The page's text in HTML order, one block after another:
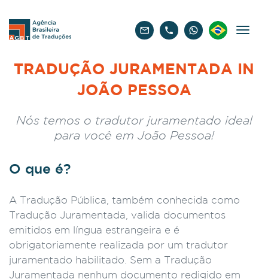
TRADUÇÃO JURAMENTADA IN
JOÃO PESSOA
Nós temos o tradutor juramentado ideal
para você em João Pessoa!
O que é?
A Tradução Pública, também conhecida como
Tradução Juramentada, valida documentos
emitidos em língua estrangeira e é
obrigatoriamente realizada por um tradutor
juramentado habilitado. Sem a Tradução
Juramentada nenhum documento redigido em